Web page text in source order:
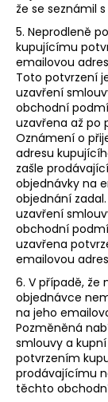
že se seznámil
5. Neprodleně
kupujícímu
emailovou
Toto potvrzení
uzavření
obchodní
uzavřena až po
Oznámení o
adresu
zašle
objednávky na
objednání
uzavření
obchodní
uzavřena
emailovou
6. V případě, že
objednávce
na jeho
Pozměněná
smlouvy a
potvrzením
prodávajícímu
těchto